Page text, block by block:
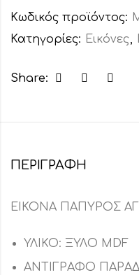
Κωδικός προϊόντος:
Κατηγορίες: Εικόνες,
Share:
ΠΕΡΙΓΡΑΦΉ
ΕΙΚΟΝΑ ΠΑΠΥΡΟΣ
ΥΛΙΚΟ: ΞΥΛΟ MDF
ΑΝΤΙΓΡΑΦΟ